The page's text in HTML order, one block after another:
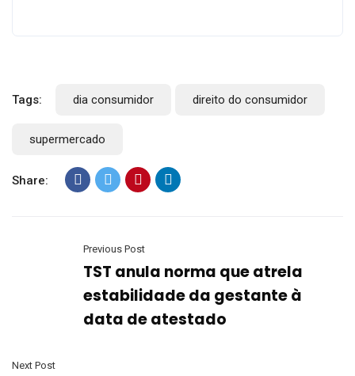
Tags: dia consumidor direito do consumidor
supermercado
Share:
Previous Post
TST anula norma que atrela
estabilidade da gestante à
data de atestado
Next Post